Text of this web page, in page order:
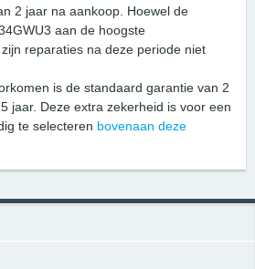
2 jaar na aankoop. Hoewel de
aan de hoogste
reparaties na deze periode niet
is de standaard garantie van 2
jaar. Deze extra zekerheid is voor een
te selecteren bovenaan deze